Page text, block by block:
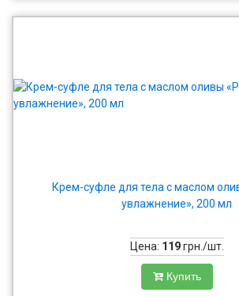
Крем-суфле для тела с маслом
увлажнение», 200 мл
Цена: 119грн./шт.
Купить